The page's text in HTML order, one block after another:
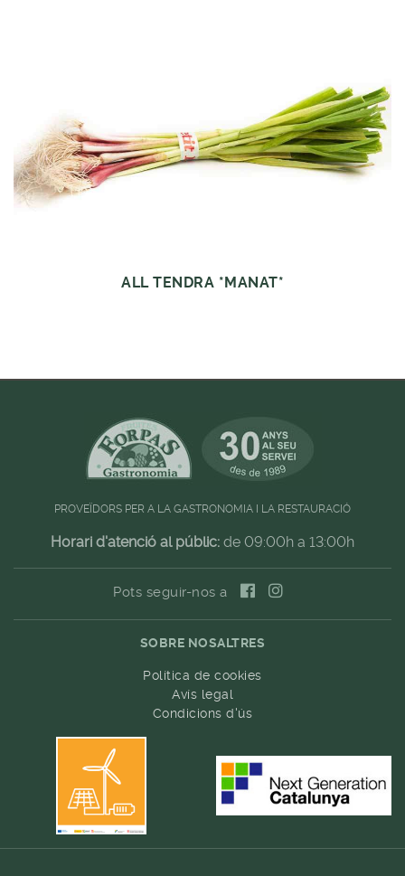
ALL TENDRA *MANAT*
PROVEÏDORS PER A LA GASTRONOMIA I LA RESTAURACIÓ
Horari d'atenció al públic: de 09:00h a 13:00h
Pots seguir-nos a
SOBRE NOSALTRES
Política de cookies
Avís legal
Condicions d'ús